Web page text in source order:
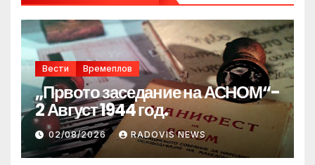
Вести Времеплов
„Првото заседание на АСНОМ“-
2 Август 1944 год.
02/08/2026 RADOVIS NEWS